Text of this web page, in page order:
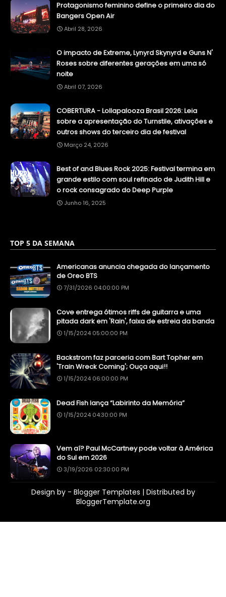
Protagonismo feminino define o primeiro dia do
Bangers Open Air
Abril 28, 2026
O impacto de Extreme, Lynyrd Skynyrd e Guns N'
Roses sobre diferentes gerações em uma só
noite
Abril 07, 2026
COBERTURA - Lollapalooza Brasil 2026: Leia
sobre a apresentação do Turnstile, ativações e
outros shows do terceiro dia de festival
Março 24, 2026
Best of and Blues Rock 2025: Festival termina em
grande estilo com soul refinado de Judith Hill e
o rock consagrado do Deep Purple
Junho 16, 2025
TOP 5 DA SEMANA
Americanas anuncia chegada do lançamento
de Oreo BTS
7/31/2026 04:00:00 PM
Cove entrega ótimos riffs de guitarra e uma
pitada dark em 'Rain', faixa de estreia da banda
1/15/2024 05:00:00 PM
Backstrom faz parceria com Bart Topher em
'Train Wreck Coming'; Ouça aqui!!
1/15/2024 06:00:00 PM
Dead Fish lança “Labirinto da Memória”
1/15/2024 04:30:00 PM
Vem aí? Paul McCartney pode voltar à América
do Sul em 2026
3/19/2026 02:30:00 PM
Design by - Blogger Templates | Distributed by
BloggerTemplate.org